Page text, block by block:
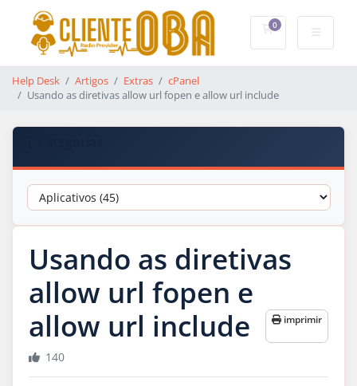
0Carrinho de
Help Desk Artigos Extras
cPanel
Usando as diretivas allow url fopen e allow url include
Usando as diretivas
allow url fopen e
allow url include
imprimir
140